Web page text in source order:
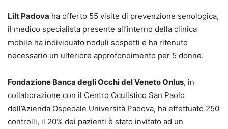
Lilt Padova ha offerto 55 visite di prevenzione senologica,
il medico specialista presente all’interno della clinica
mobile ha individuato noduli sospetti e ha ritenuto
necessario un ulteriore approfondimento per 5 donne.
Fondazione Banca degli Occhi del Veneto Onlus, in
collaborazione con il Centro Oculistico San Paolo
dell’Azienda Ospedale Università Padova, ha effettuato 250
controlli, il 20% dei pazienti è stato invitato ad un